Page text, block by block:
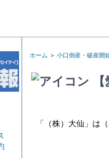
ホーム ＞ 小口倒産・破産開
「（株）大仙」は